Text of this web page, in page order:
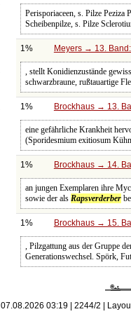
Perisporiaceen, s. Pilze Peziza
Scheibenpilze, s. Pilze
1% Meyers → 13.
, stellt Konidienzustände
schwarzbraune, rußtauartige
1% Brockhaus → 13.
eine gefährliche Krankheit
(Sporidesmium exitiosum
1% Brockhaus → 14.
an jungen Exemplaren ihre
sowie der alsRapsverderber
1% Brockhaus → 15.
, Pilzgattung aus der Gruppe
Generationswechsel. Spörk,
07.08.2026 03:19 | 2244/2 |